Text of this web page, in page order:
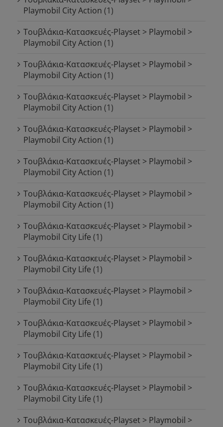
Playmobil City Action (1)
Τουβλάκια-Κατασκευές-Playset > Playmobil >
Playmobil City Action (1)
Τουβλάκια-Κατασκευές-Playset > Playmobil >
Playmobil City Action (1)
Τουβλάκια-Κατασκευές-Playset > Playmobil >
Playmobil City Action (1)
Τουβλάκια-Κατασκευές-Playset > Playmobil >
Playmobil City Action (1)
Τουβλάκια-Κατασκευές-Playset > Playmobil >
Playmobil City Action (1)
Τουβλάκια-Κατασκευές-Playset > Playmobil >
Playmobil City Action (1)
Τουβλάκια-Κατασκευές-Playset > Playmobil >
Playmobil City Life (1)
Τουβλάκια-Κατασκευές-Playset > Playmobil >
Playmobil City Life (1)
Τουβλάκια-Κατασκευές-Playset > Playmobil >
Playmobil City Life (1)
Τουβλάκια-Κατασκευές-Playset > Playmobil >
Playmobil City Life (1)
Τουβλάκια-Κατασκευές-Playset > Playmobil >
Playmobil City Life (1)
Τουβλάκια-Κατασκευές-Playset > Playmobil >
Playmobil City Life (1)
Τουβλάκια-Κατασκευές-Playset > Playmobil >